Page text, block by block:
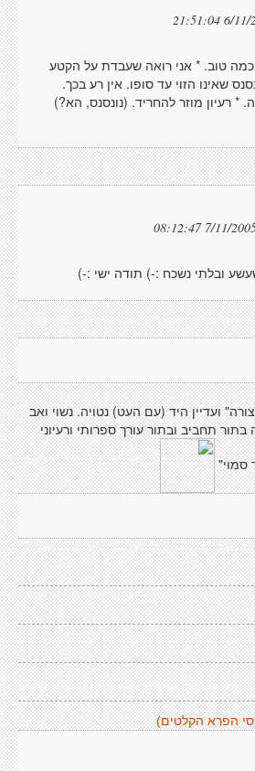
6/11/2005
כמה טוב. * אני רואה שעבדת על הקטע
שאינו הזוי עד סופו. אין רע בכך.
* רעיון מוזר להחריד. (נונסנס, הא?)
7/11/2005
ובלתי נשכח :-) תודה ישי :-)
ועדיין היד (עם העט) נטויה. נשוי ואב
תחביב ובתור עורך ספרותי ורעיוני
סמוי"
הפרא הקלטים)